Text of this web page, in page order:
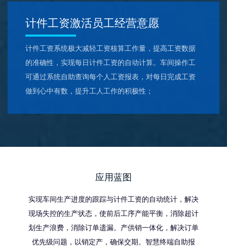
计件工资激活员工经营意愿
计件工资系统极大减轻工资核算工作量，提高工资数据
的准确性，实现每日计件工资的自动计算。车间操作工
可通过系统自助查询每个人工资报表，对每日完成工资
做到心中有数，提升工人工作的积极性；
应用蓝图
实现车间生产进度的跟踪与计件工资的自动统计，解决
现场失控的生产状态，使前后工序产能平衡，消除超计
划生产浪费，消除订单遗漏。产供销一体化，解决订单
优先级问题，以销定产，确保交期。智慧终端自助报